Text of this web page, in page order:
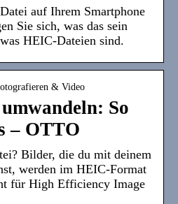
auf Ihrem Smartphone
Sie sich, was das sein
HEIC-Dateien sind.
& Video
So
– OTTO
Bilder, die du mit deinem
werden im HEIC-Format
für High Efficiency Image